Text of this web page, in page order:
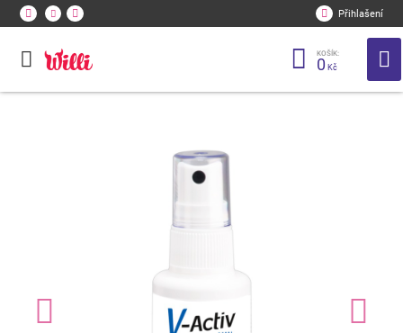
Přihlašení
KOŠÍK:
0 Kč